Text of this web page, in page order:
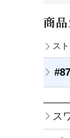
商品
ス
ス